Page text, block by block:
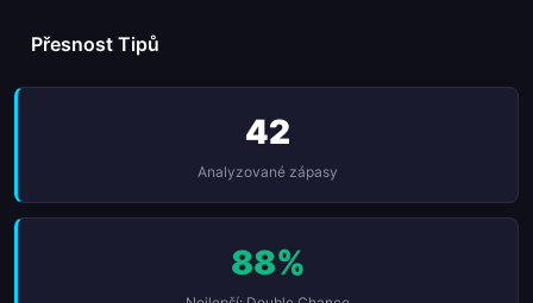
Přesnost Tipů
42
Analyzované zápasy
88%